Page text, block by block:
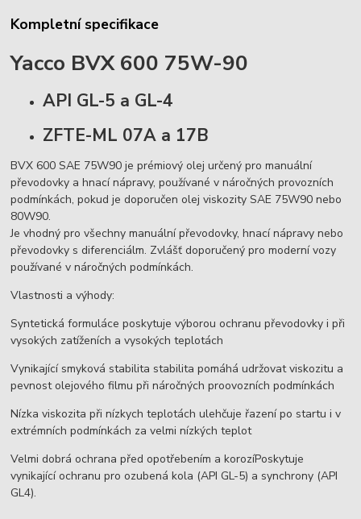
Kompletní specifikace
Yacco BVX 600 75W-90
API GL-5 a GL-4
ZFTE-ML 07A a 17B
BVX 600 SAE 75W90 je prémiový olej určený pro manuální
převodovky a hnací nápravy, používané v náročných provozních
podmínkách, pokud je doporučen olej viskozity SAE 75W90 nebo
80W90.
Je vhodný pro všechny manuální převodovky, hnací nápravy nebo
převodovky s diferenciálm. Zvlášť doporučený pro moderní vozy
používané v náročných podmínkách.
Vlastnosti a výhody:
Syntetická formuláce poskytuje výborou ochranu převodovky i při
vysokých zatíženích a vysokých teplotách
Vynikající smyková stabilita stabilita pomáhá udržovat viskozitu a
pevnost olejového filmu při náročných proovozních podmínkách
Nízka viskozita při nízkych teplotách ulehčuje řazení po startu i v
extrémních podmínkách za velmi nízkých teplot
Velmi dobrá ochrana před opotřebením a korozíPoskytuje
vynikající ochranu pro ozubená kola (API GL-5) a synchrony (API
GL4).